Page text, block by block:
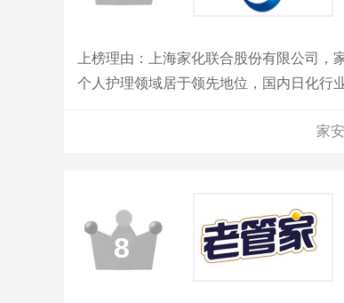
上榜理由：上海家化联合股份有限公司
个人护理领域居于领先地位，国内日化行
家
8